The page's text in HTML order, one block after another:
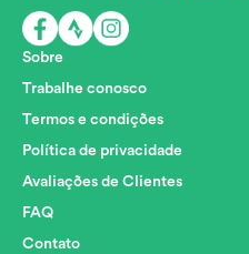
Sobre
Trabalhe conosco
Termos e condições
Política de privacidade
Avaliações de Clientes
FAQ
Contato